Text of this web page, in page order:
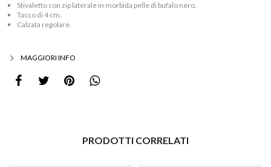
Stivaletto con zip laterale in morbida pelle di bufalo nero.
Tacco di 4 cm.
Calzata regolare.
MAGGIORI INFO
PRODOTTI CORRELATI